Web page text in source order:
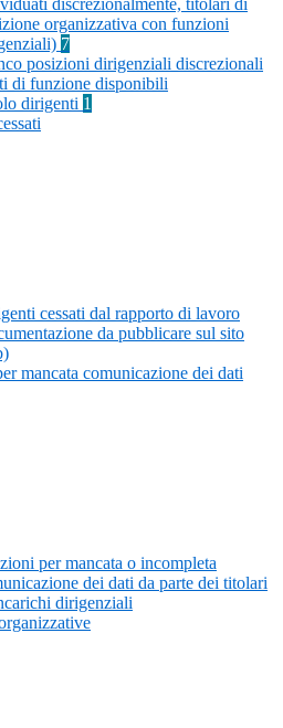
discrezionalmente, titolari di
organizzativa con funzioni
7
posizioni dirigenziali discrezionali
di funzione disponibili
dirigenti 1
cessati dal rapporto di lavoro
da pubblicare sul sito
mancata comunicazione dei dati
per mancata o incompleta
dei dati da parte dei titolari
dirigenziali